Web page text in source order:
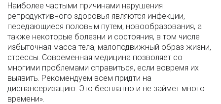
Наиболее частыми причинами нарушения
репродуктивного здоровья являются инфекции,
передающиеся половым путем, новообразования, а
также некоторые болезни и состояния, в том числе
избыточная масса тела, малоподвижный образ жизни,
стрессы. Современная медицина позволяет со
многими проблемами справиться, если вовремя их
выявить. Рекомендуем всем придти на
диспансеризацию. Это бесплатно и не займет много
времени».